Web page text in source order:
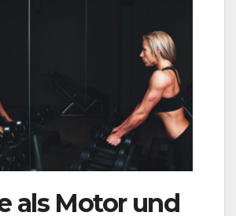
als Motor und